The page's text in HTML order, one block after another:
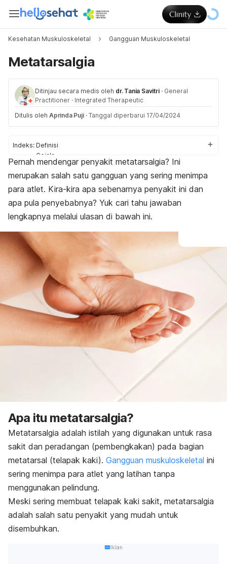
Kesehatan Muskuloskeletal Gangguan Muskuloskeletal
Metatarsalgia
Ditinjau secara medis oleh dr. Tania Savitri · General
Practitioner · Integrated Therapeutic
Ditulis oleh Aprinda Puji · Tanggal diperbarui 17/04/2024
Indeks: Definisi
Gejala
Penyebab
Faktor risiko
Diagnosis
Pengobatan di rumah
Pencegahan
Pernah mendengar penyakit metatarsalgia? Ini
merupakan salah satu gangguan yang sering menimpa
para atlet. Kira-kira apa sebenarnya penyakit ini dan
apa pula penyebabnya? Yuk cari tahu jawaban
lengkapnya melalui ulasan di bawah ini.
Apa itu metatarsalgia?
Metatarsalgia adalah istilah yang digunakan untuk rasa
sakit dan peradangan (pembengkakan) pada bagian
metatarsal (telapak kaki). Gangguan muskuloskeletal ini
sering menimpa para atlet yang latihan tanpa
menggunakan pelindung.
Meski sering membuat telapak kaki sakit, metatarsalgia
adalah salah satu penyakit yang mudah untuk
disembuhkan.
Iklan